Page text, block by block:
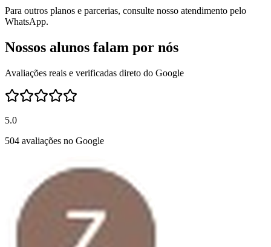
Para outros planos e parcerias, consulte nosso atendimento pelo
WhatsApp.
Nossos alunos falam por nós
Avaliações reais e verificadas direto do Google
5.0
504 avaliações no Google